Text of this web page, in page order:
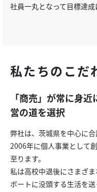
社員一丸となって目標達成
私たちのこだ
「商売」が常に身
営の道を選択
弊社は、茨城県を中心に
2006年に個人事業として
至ります。
私は高校中退後にさまざ
ボートに没頭する生活を